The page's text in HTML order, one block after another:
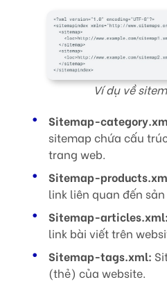
Ví dụ về
Sitemap-
sitemap chứa cấu
trang web.
Sitemap-
link liên quan đến
Sitemap-articles.xml:
link bài viết trên
Sitemap-tags.xml:
(thẻ) của website.